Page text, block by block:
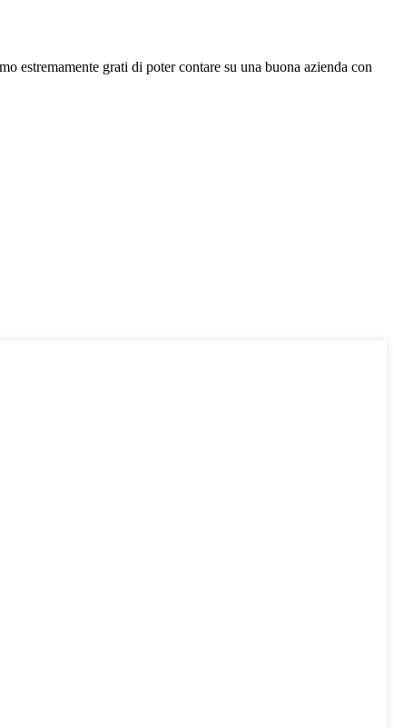
estremamente grati di poter contare su una buona azienda con